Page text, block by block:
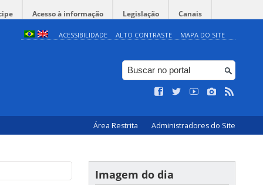
Acesso à informação Legislação Canais
ACESSIBILIDADE ALTO CONTRASTE MAPA DO SITE
Área Restrita Administradores do Site
Imagem do dia